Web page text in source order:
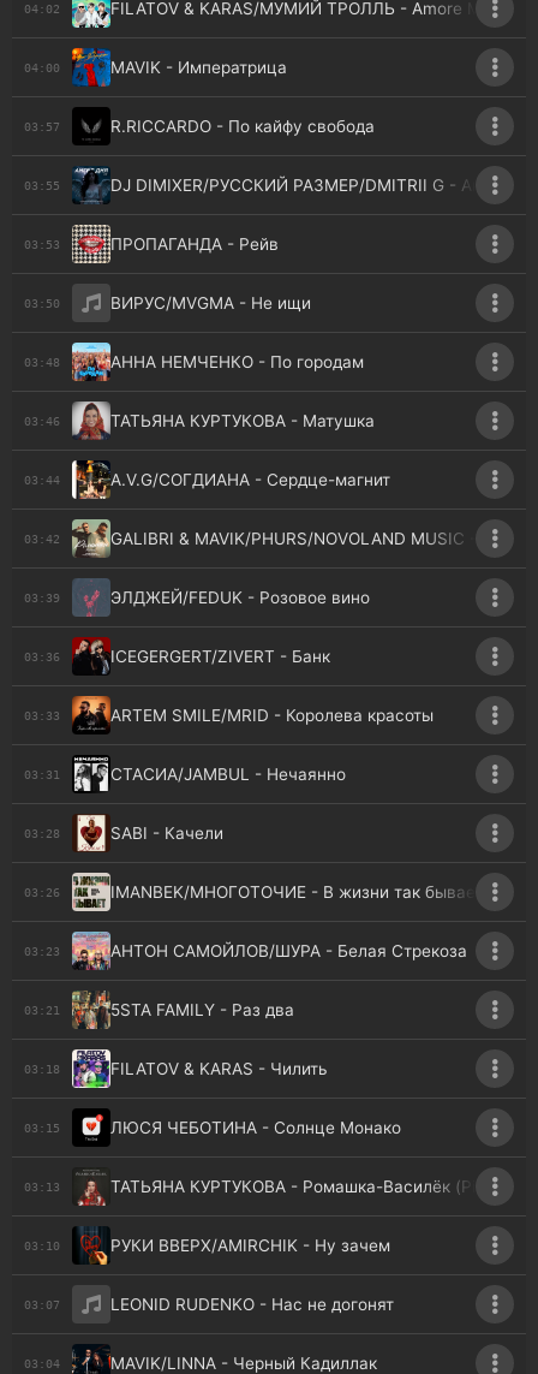
04:02 FILATOV & KARAS/МУМИЙ ТРОЛЛЬ - Amore Море,
04:00 MAVIK - Императрица
03:57 R.RICCARDO - По кайфу свобода
03:55 DJ DIMIXER/РУССКИЙ РАЗМЕР/DMITRII G - Ангел
03:53 ПРОПАГАНДА - Рейв
03:50 ВИРУС/MVGMA - Не ищи
03:48 АННА НЕМЧЕНКО - По городам
03:46 ТАТЬЯНА КУРТУКОВА - Матушка
03:44 A.V.G/СОГДИАНА - Сердце-магнит
03:42 GALIBRI & MAVIK/PHURS/NOVOLAND MUSIC -
03:39 ЭЛДЖЕЙ/FEDUK - Розовое вино
03:36 ICEGERGERT/ZIVERT - Банк
03:33 ARTEM SMILE/MRID - Королева красоты
03:31 СТАСИА/JAMBUL - Нечаянно
03:28 SABI - Качели
03:26 IMANBEK/МНОГОТОЧИЕ - В жизни так бывает
03:23 АНТОН САМОЙЛОВ/ШУРА - Белая Стрекоза
03:21 5STA FAMILY - Раз два
03:18 FILATOV & KARAS - Чилить
03:15 ЛЮСЯ ЧЕБОТИНА - Солнце Монако
03:13 ТАТЬЯНА КУРТУКОВА - Ромашка-Василёк (Pingwin
03:10 РУКИ ВВЕРХ/AMIRCHIK - Ну зачем
03:07 LEONID RUDENKO - Нас не догонят
03:04 MAVIK/LINNA - Черный Кадиллак